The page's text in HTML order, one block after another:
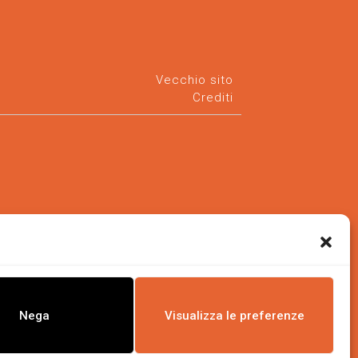
Nega Visualizza le preferenze
Vecchio sito
Crediti